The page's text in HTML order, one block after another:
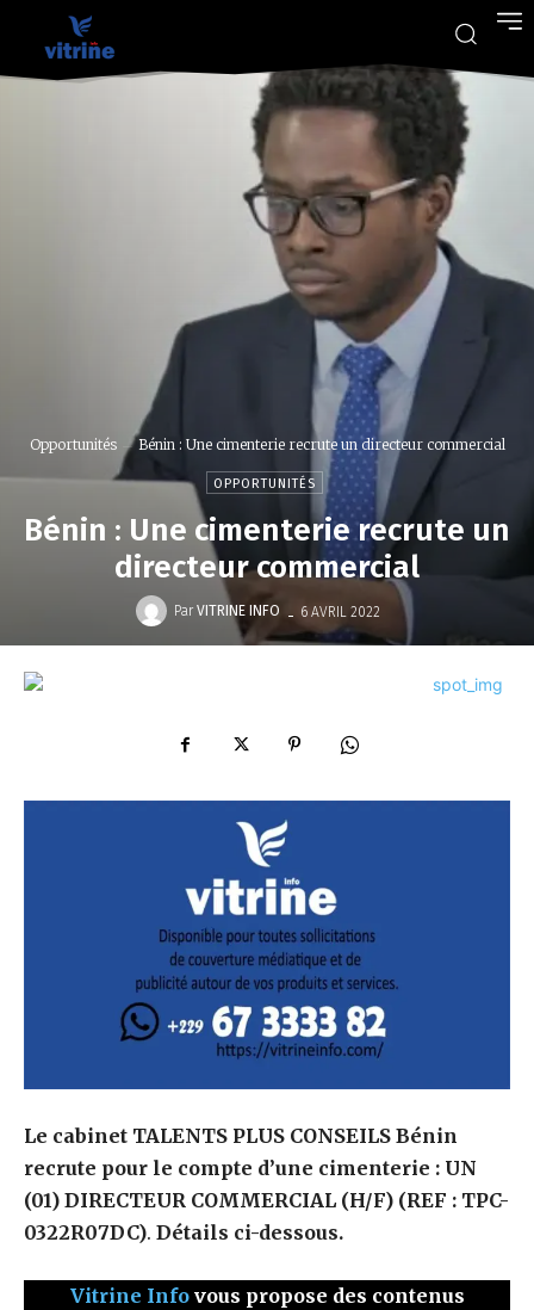
Opportunités Bénin : Une cimenterie recrute un directeur commercial
OPPORTUNITÉS
Bénin : Une cimenterie recrute un
directeur commercial
Par VITRINE INFO - 6 AVRIL 2022
Le cabinet TALENTS PLUS CONSEILS Bénin
recrute pour le compte d’une cimenterie : UN
(01) DIRECTEUR COMMERCIAL (H/F) (REF : TPC-
0322R07DC). Détails ci-dessous.
Vitrine Infovous propose des contenus